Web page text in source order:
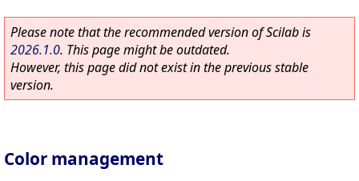
Please note that the recommended version of Scilab is
2026.1.0. This page might be outdated.
However, this page did not exist in the previous stable
version.
Color management